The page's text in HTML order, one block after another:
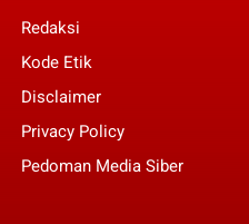
Redaksi
Kode Etik
Disclaimer
Privacy Policy
Pedoman Media Siber